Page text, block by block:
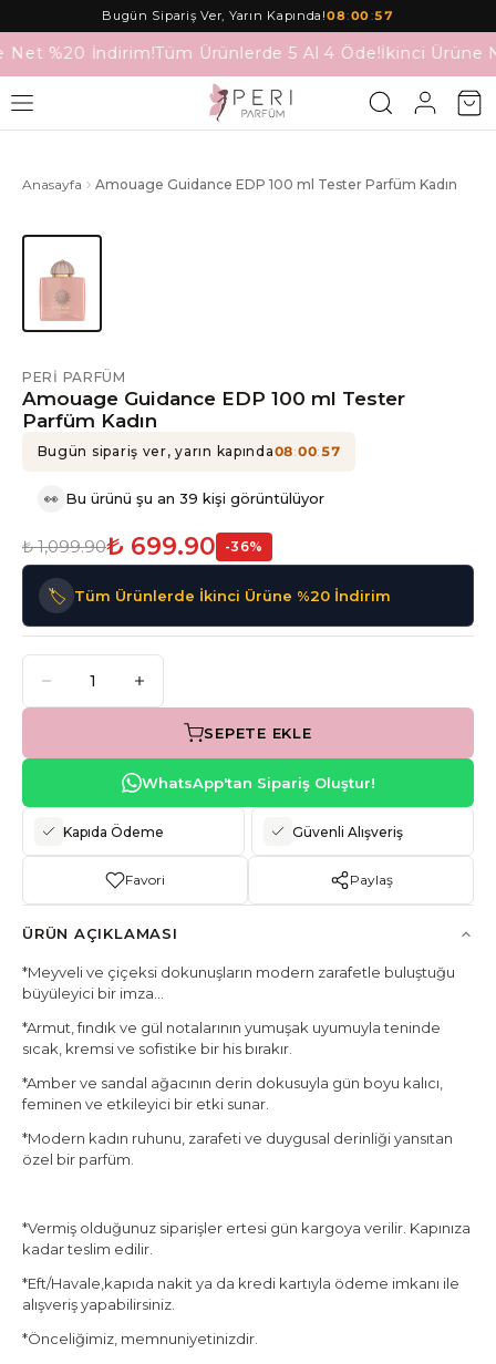
Bugün Sipariş Ver, Yarın Kapında!08:00:57
Net %20 İndirim!Tüm Ürünlerde 5 Al 4 Öde!İkinci Ürüne
Anasayfa Amouage Guidance EDP 100 ml Tester Parfüm Kadın
PERI PARFÜM
Amouage Guidance EDP 100 ml Tester
Parfüm Kadın
Bugün sipariş ver, yarın kapında08:00:57
👀 Bu ürünü şu an 39 kişi görüntülüyor
₺ 1,099.90₺ 699.90 -36%
🏷️ Tüm Ürünlerde İkinci Ürüne %20 İndirim
SEPETE EKLE
WhatsApp'tan Sipariş Oluştur!
Kapıda Ödeme Güvenli Alışveriş
Favori Paylaş
ÜRÜN AÇIKLAMASI
*Meyveli ve çiçeksi dokunuşların modern zarafetle buluştuğu
büyüleyici bir imza…
*Armut, fındık ve gül notalarının yumuşak uyumuyla teninde
sıcak, kremsi ve sofistike bir his bırakır.
*Amber ve sandal ağacının derin dokusuyla gün boyu kalıcı,
feminen ve etkileyici bir etki sunar.
*Modern kadın ruhunu, zarafeti ve duygusal derinliği yansıtan
özel bir parfüm.
*Vermiş olduğunuz siparişler ertesi gün kargoya verilir. Kapınıza
kadar teslim edilir.
*Eft/Havale,kapıda nakit ya da kredi kartıyla ödeme imkanı ile
alışveriş yapabilirsiniz.
*Önceliğimiz, memnuniyetinizdir.